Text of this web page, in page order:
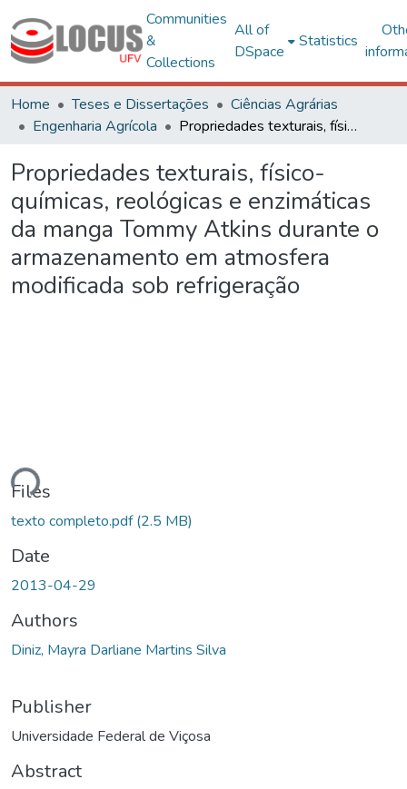
Communities
&
Collections
All of
DSpace
Statistics
Home Teses e Dissertações
Ciências Agrárias
Engenharia Agrícola
Propriedades texturais, físico-químicas, reológicas e enzimáticas da manga Tommy Atkins durante o armazenamento em atmosfera modificada sob refrigeração
Propriedades texturais, físico-
químicas, reológicas e enzimáticas
da manga Tommy Atkins durante o
armazenamento em atmosfera
modificada sob refrigeração
Loading...
Files
texto completo.pdf(2.5 MB)
Date
2013-04-29
Authors
Diniz, Mayra Darliane Martins Silva
Publisher
Universidade Federal de Viçosa
Abstract